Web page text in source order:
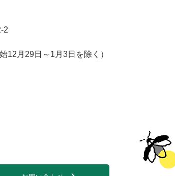
2
12月29日～1月3日を除く）